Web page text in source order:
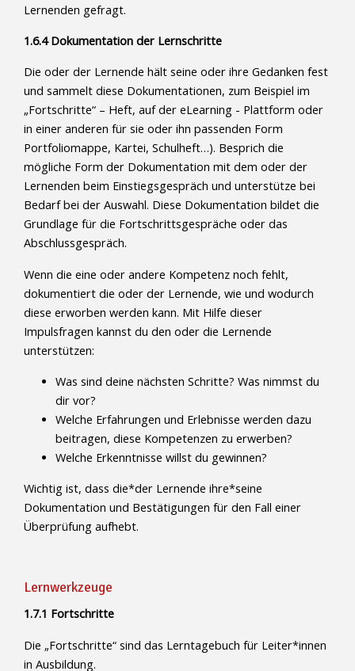
Lernenden gefragt.
1.6.4 Dokumentation der Lernschritte
Die oder der Lernende hält seine oder ihre Gedanken fest
und sammelt diese Dokumentationen, zum Beispiel im
„Fortschritte“ – Heft, auf der eLearning - Plattform oder
in einer anderen für sie oder ihn passenden Form
Portfoliomappe, Kartei, Schulheft…). Besprich die
mögliche Form der Dokumentation mit dem oder der
Lernenden beim Einstiegsgespräch und unterstütze bei
Bedarf bei der Auswahl. Diese Dokumentation bildet die
Grundlage für die Fortschrittsgespräche oder das
Abschlussgespräch.
Wenn die eine oder andere Kompetenz noch fehlt,
dokumentiert die oder der Lernende, wie und wodurch
diese erworben werden kann. Mit Hilfe dieser
Impulsfragen kannst du den oder die Lernende
unterstützen:
Was sind deine nächsten Schritte? Was nimmst du
dir vor?
Welche Erfahrungen und Erlebnisse werden dazu
beitragen, diese Kompetenzen zu erwerben?
Welche Erkenntnisse willst du gewinnen?
Wichtig ist, dass die*der Lernende ihre*seine
Dokumentation und Bestätigungen für den Fall einer
Überprüfung aufhebt.
Lernwerkzeuge
1.7.1 Fortschritte
Die „Fortschritte“ sind das Lerntagebuch für Leiter*innen
in Ausbildung.